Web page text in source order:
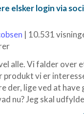
elsker login via
| 10.531
alle. Vi falder over
produkt vi er
der, lige ved at
nu? Jeg skal